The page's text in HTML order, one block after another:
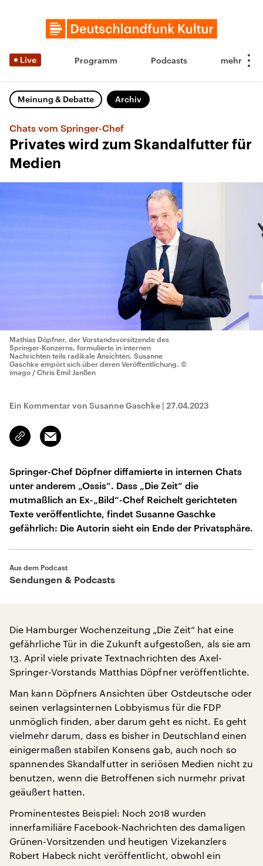
Live Programm Podcasts
Meinung & Debatte Archiv
Chats vom Springer-Chef
Privates wird zum Skandalfutter für
Medien
Mathias Döpfner, der Vorstandsvorsitzende des
Springer-Konzerns, formulierte in internen
Nachrichten teils radikale Ansichten. Susanne
Gaschke empört sich über deren Veröffentlichung. ©
imago / Chris Emil Janßen
Ein Kommentar von Susanne Gaschke | 27.04.2023
Link
kopieren/teilen
Email
Springer-Chef Döpfner diffamierte in internen Chats
unter anderem „Ossis“. Dass „Die Zeit“ die
mutmaßlich an Ex-„Bild“-Chef Reichelt gerichteten
Texte veröffentlichte, findet Susanne Gaschke
gefährlich: Die Autorin sieht ein Ende der Privatsphäre.
Aus dem Podcast
Sendungen & Podcasts
Die Hamburger Wochenzeitung „Die Zeit“ hat eine
gefährliche Tür in die Zukunft aufgestoßen, als sie am
13. April viele private Textnachrichten des Axel-
Springer-Vorstands Matthias Döpfner veröffentlichte.
Man kann Döpfners Ansichten über Ostdeutsche oder
seinen verlagsinternen Lobbyismus für die FDP
unmöglich finden, aber darum geht es nicht. Es geht
vielmehr darum, dass es bisher in Deutschland einen
einigermaßen stabilen Konsens gab, auch noch so
spannendes Skandalfutter in seriösen Medien nicht zu
benutzen, wenn die Betroffenen sich nurmehr privat
geäußert hatten.
Prominentestes Beispiel: Noch 2018 wurden
innerfamiliäre Facebook-Nachrichten des damaligen
Grünen-Vorsitzenden und heutigen Vizekanzlers
Robert Habeck nicht veröffentlicht, obwohl ein